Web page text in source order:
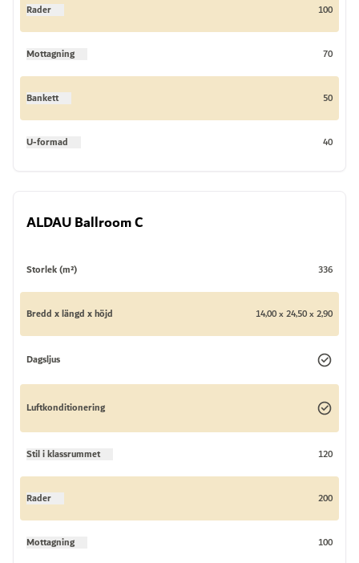
Rader 100
Mottagning 70
Bankett 50
U-formad 40
ALDAU Ballroom C
Storlek (m²) 336
Bredd x längd x höjd 14,00 x 24,50 x 2,90
Dagsljus
Luftkonditionering
Stil i klassrummet 120
Rader 200
Mottagning 100